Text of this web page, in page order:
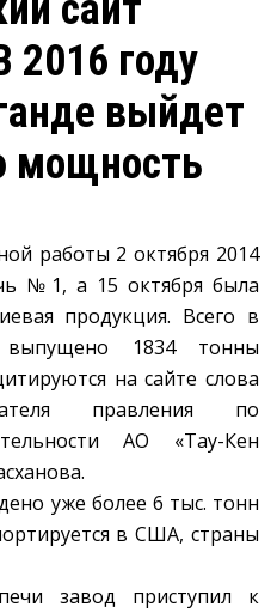
2016 году
выйдет
мощность
работы 2 октября 2014
№1, а 15 октября была
продукция. Всего в
1834 тонны
на сайте слова
правления по
АО «Тау-Кен
уже более 6 тыс. тонн
в США, страны
завод приступил к